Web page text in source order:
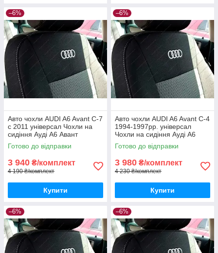
–6%
Авто чохли AUDI A6 Avant C-7
с 2011 універсал Чохли на
сидіння Ауді А6 Авант
Готово до відправки
3 940 ₴/комплект
4 190 ₴/комплект
Купити
–6%
Авто чохли AUDI A6 Avant С-4
1994-1997рр. універсал
Чохли на сидіння Ауді А6
Авант
Готово до відправки
3 980 ₴/комплект
4 230 ₴/комплект
Купити
–6% –6%